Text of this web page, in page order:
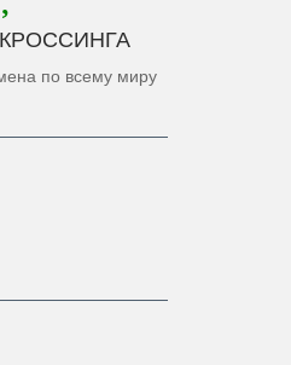
по всему миру